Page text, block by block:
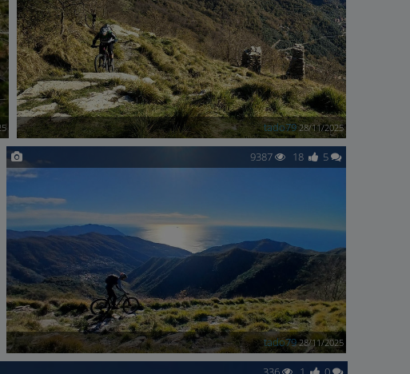
tado79 28/11/2025
9387 18 5
tado79 28/11/2025